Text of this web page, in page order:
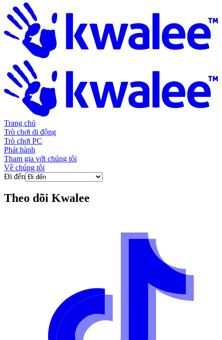
Trang chủ
Trò chơi di động
Trò chơi PC
Phát hành
Tham gia với chúng tôi
Về chúng tôi
Đi đến
Theo dõi Kwalee